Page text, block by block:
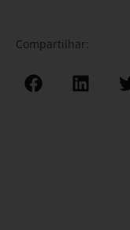
Compartilhar: